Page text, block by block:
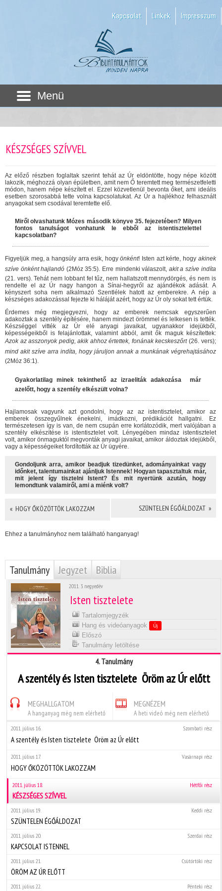
Kapcsolat Linkek Impresszum
Menü
KÉSZSÉGES SZÍVVEL
Az előző részben foglaltak szerint tehát az Úr eldöntötte, hogy népe között
lakozik, méghozzá olyan épületben, amit nem Ő teremtett meg természetfeletti
módon, hanem népe készített el. Ezzel közvetlenül bevonta őket, ami ideális
esetben szorosabbá tette volna kapcsolatukat. Az Úr a hajlékhoz felhasznált
anyagokat sem csodával teremtette elő.
Miről olvashatunk Mózes második könyve 35. fejezetében? Milyen
fontos tanulságot vonhatunk le ebből az istentisztelettel
kapcsolatban?
Figyeljük meg, a hangsúly arra esik, hogyönként! Isten azt kérte, hogy akinek
szíve önként hajlandó (2Móz 35:5). Erre mindenki válaszolt, akit a szíve indíta
(21. vers). Tehát nem lobbant fel tűz, nem hallatszott mennydörgés, és nem is
rendelte el az Úr nagy hangon a Sínai-hegyről az ajándékok adását. A
kényszert soha nem alkalmazó Szentlélek hatott az emberekre. A nép a
készséges adakozással fejezte ki háláját azért, hogy az Úr oly sokat tett értük.
Érdemes még megjegyezni, hogy az emberek nemcsak egyszerűen
adakoztak a szentély építésére, hanem mindezt örömmel és lelkesen is tették.
Készséggel vitték az Úr elé anyagi javaikat, ugyanakkor idejükből,
képességeikből is felajánlottak, valamint abból, amit ők maguk készítettek:
Azok az asszonyok pedig, akik ahhoz értettek, fonának kecskeszőrt(26. vers);
mind akit szíve arra indíta, hogy járuljon annak a munkának végrehajtásához
(2Móz 36:1).
Gyakorlatilag minek tekinthető az izraeliták adakozása  már
azelőtt, hogy a szentély elkészült volna?
Hajlamosak vagyunk azt gondolni, hogy az az istentisztelet, amikor az
emberek összegyűlnek énekelni, imádkozni, prédikációt hallgatni. Ez
természetesen így is van, de nem csupán erre korlátozódik, mert valójában a
szentély elkészítése is istentisztelet volt. Lényegében mindaz istentisztelet
volt, amikor önmaguktól megvonták anyagi javaikat, amikor áldoztak idejükből,
vagy a képességeiket fordították az Úr ügyére.
Gondoljunk arra, amikor beadjuk tizedünket, adományainkat vagy
időnket, talentumainkat ajánljuk Istennek! Hogyan tapasztaltuk már,
mit jelent így tisztelni Istent? És mit nyertünk azután, hogy
lemondtunk valamiről, ami a miénk volt?
« HOGY ŐKÖZÖTTÖK LAKOZZAM SZÜNTELEN ÉGŐÁLDOZAT »
Ehhez a tanulmányhoz nem található hanganyag!
Tanulmány Jegyzet Biblia
2011. 3. negyedév
Isten tisztelete
Tartalomjegyzék
Hang és videóanyagok
Új
Előszó
Tanulmány letöltése
4. Tanulmány
A szentély és Isten tisztelete  Öröm az Úr előtt
MEGHALLGATOM
A hanganyag még nem elérhető
MEGNÉZEM
A heti videó még nem elérhető
Szombati rész
2011. július 16.
A szentély és Isten tisztelete  Öröm az Úr előtt
Vasárnapi rész
2011. július 17.
HOGY ŐKÖZÖTTÖK LAKOZZAM
Hétfői rész
2011. július 18.
KÉSZSÉGES SZÍVVEL
Keddi rész
2011. július 19.
SZÜNTELEN ÉGŐÁLDOZAT
Szerdai rész
2011. július 20.
KAPCSOLAT ISTENNEL
Csütörtöki rész
2011. július 21.
ÖRÖM AZ ÚR ELŐTT
Pénteki rész
2011. július 22.